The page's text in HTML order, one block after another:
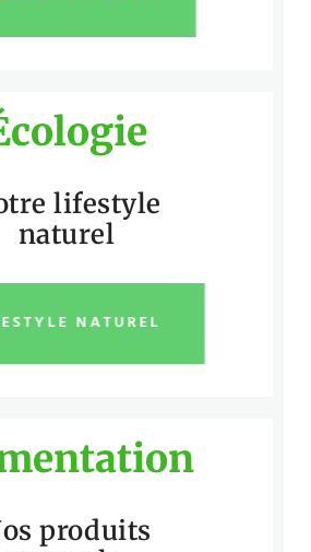
lifestyle
naturel
NATUREL
produits